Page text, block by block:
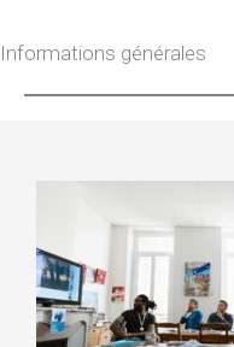
Informations générales